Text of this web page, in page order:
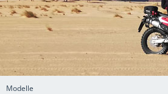
Modelle